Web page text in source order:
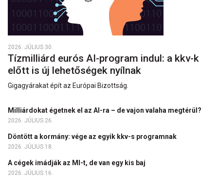
2026. JÚLIUS 30.
Tízmilliárd eurós AI-program indul: a kkv-k
előtt is új lehetőségek nyílnak
Gigagyárakat épít az Európai Bizottság.
Milliárdokat égetnek el az AI-ra – de vajon valaha megtérül?
2026. JÚLIUS 26.
Döntött a kormány: vége az egyik kkv-s programnak
2026. JÚLIUS 18.
A cégek imádják az MI-t, de van egy kis baj
2026. JÚLIUS 16.